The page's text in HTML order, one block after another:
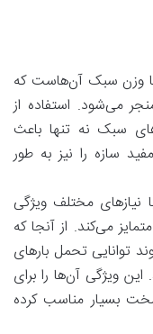
وزن سبک آن‌هاست که
می‌شود. استفاده از
سبک نه تنها باعث
سازه را نیز به طور
نیازهای مختلف ویژگی
می‌کند. از آنجا که
توانایی تحمل بارهای
ویژگی آن‌ها را برای
بسیار مناسب کرده